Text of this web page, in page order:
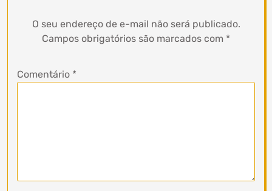
O seu endereço de e-mail não será publicado.
Campos obrigatórios são marcados com *
Comentário *